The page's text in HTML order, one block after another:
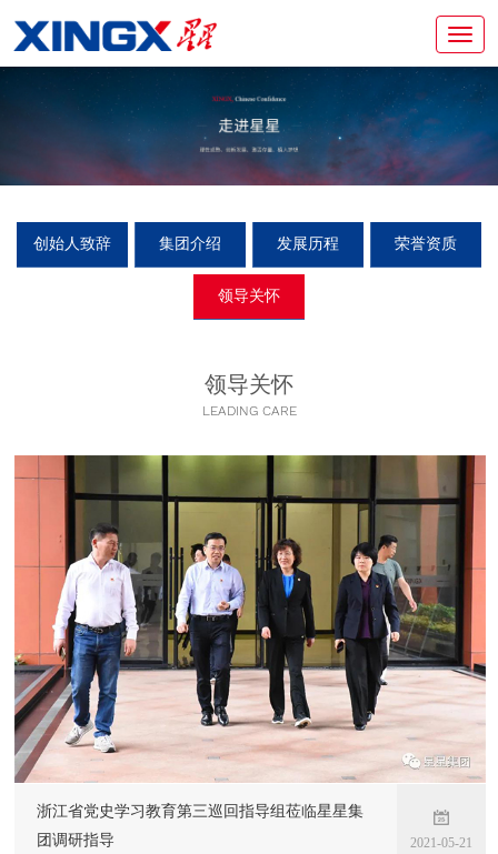
创始人致辞 集团介绍 发展历程 荣誉资质
领导关怀
领导关怀
LEADING CARE
浙江省党史学习教育第三巡回指导组莅临星星集
团调研指导
2021-05-21